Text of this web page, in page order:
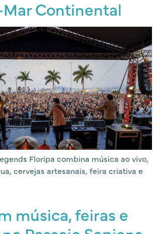
Continental
Floripa combina música ao vivo,
cervejas artesanais, feira criativa e
música, feiras e